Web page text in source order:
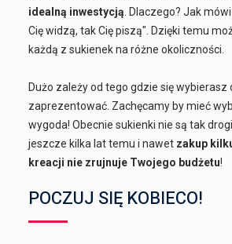
idealną inwestycją . Dlaczego? Jak
Cię widzą, tak Cię piszą". Dzięki temu
każdą z sukienek na różne okoliczności.
Dużo zależy od tego gdzie się wybierasz
zaprezentować. Zachęcamy by mieć
wygoda! Obecnie sukienki nie są tak
jeszcze kilka lat temu i nawet zakup
kreacji nie zrujnuje Twojego budżetu!
POCZUJ SIĘ KOBIECO!